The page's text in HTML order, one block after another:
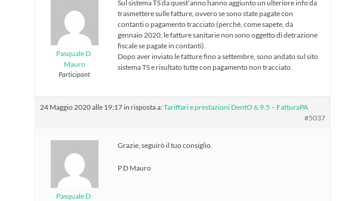
Pasquale D.
Mauro
Participant
Sul sistema TS da quest’anno hanno aggiunto un ulteriore info da
trasmettere sulle fatture, ovvero se sono state pagate con
contanti o pagamento tracciato (perché, come sapete, da
gennaio 2020, le fatture sanitarie non sono oggetto di detrazione
fiscale se pagate in contanti).
Dopo aver inviato le fatture fino a settembre, sono andato sul sito
sistema TS e risultato tutte con pagamento non tracciato.
24 Maggio 2020 alle 19:17 in risposta a:Tariffari e prestazioni DentO 6.9.5 – FatturaPA
#5037
Pasquale D.
Grazie, seguirò il tuo consiglio.
P D Mauro